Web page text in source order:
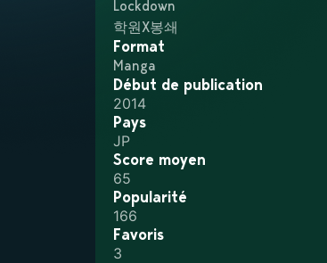
Lockdown
학원X봉쇄
Format
Manga
Début de publication
2014
Pays
JP
Score moyen
65
Popularité
166
Favoris
3